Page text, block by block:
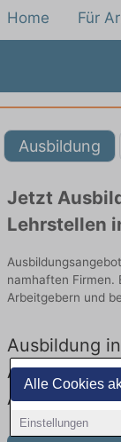
Alle Cookies
Einstellungen
Home Für
Ausbildung
Jetzt
Lehrstellen
namhaften Firmen.
Arbeitgebern und
Ausbildung
Aktuell gibt
Ausbildung in